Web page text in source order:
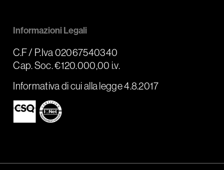
Informazioni Legali
C.F / P.Iva 02067540340
Cap. Soc. €120.000,00 i.v.
Informativa di cui alla legge 4.8.2017